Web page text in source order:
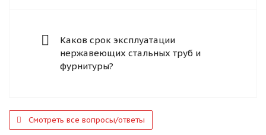
Каков срок эксплуатации
нержавеющих стальных труб и
фурнитуры?
Смотреть все вопросы/ответы